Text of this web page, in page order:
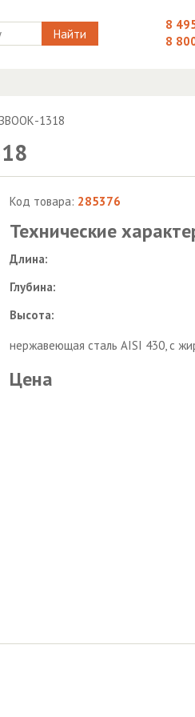
Найти
8
8
1318
Код товара: 285376
Технические
Длина:
Глубина:
Высота:
нержавеющая сталь AISI 430, с
Цена